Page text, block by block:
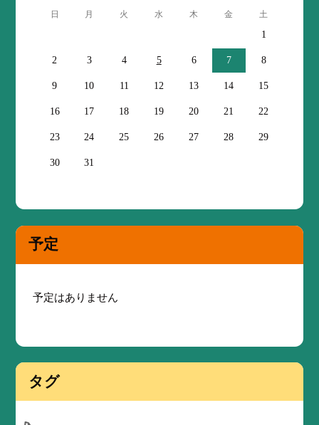
日 月 火 水 木 金 土
1
2 3 4 5 6 7 8
9 10 11 12 13 14 15
16 17 18 19 20 21 22
23 24 25 26 27 28 29
30 31
予定
予定はありません
タグ